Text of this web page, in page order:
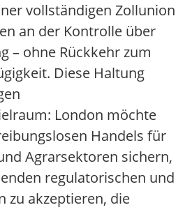
vollständigen Zollunion
an der Kontrolle über
– ohne Rückkehr zum
Diese Haltung
London möchte
Handels für
Agrarsektoren sichern,
regulatorischen und
zu akzeptieren, die